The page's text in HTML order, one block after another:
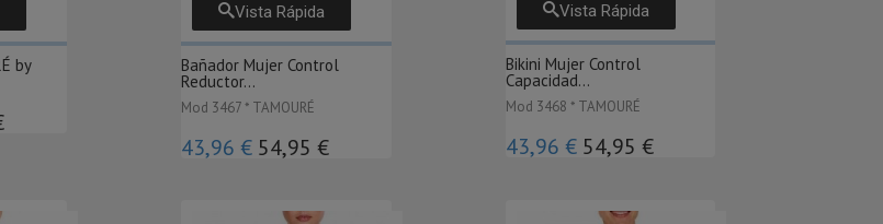
by
Vista Rápida
Bañador Mujer Control
Reductor...
Mod 3467 * TAMOURÉ
43,96 € 54,95 €
Vista Rápida
Bikini Mujer Control
Capacidad...
Mod 3468 * TAMOURÉ
43,96 € 54,95 €